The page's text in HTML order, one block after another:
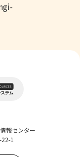
報センター
1